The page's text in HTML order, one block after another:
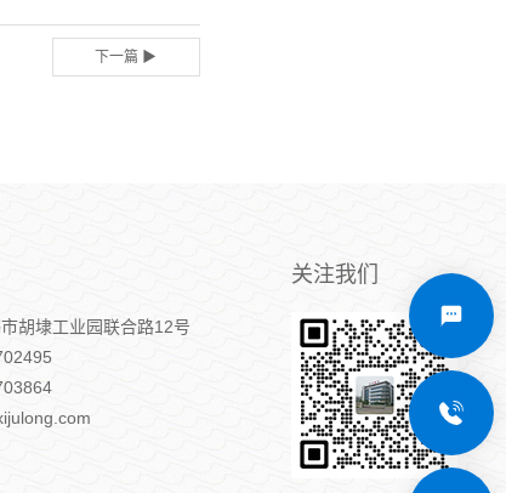
下一篇 ▶
胡埭工业园联合路12号
关注我们